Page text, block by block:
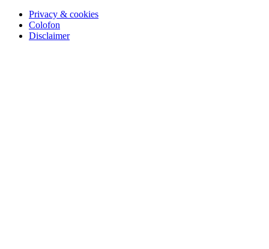
Privacy & cookies
Colofon
Disclaimer